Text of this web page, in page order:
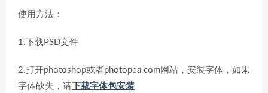
使用方法：
1.下载PSD文件
2.打开photoshop或者photopea.com网站，安装字体，如果
字体缺失，请 下载字体包安装